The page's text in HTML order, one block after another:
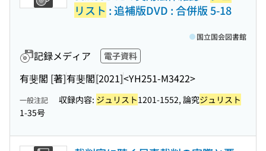
リスト : 追補版DVD : 合併版 5-18
記録メディア 電子資料
有斐閣 [著]有斐閣[2021]<YH251-M3422>
国立国会図書館
一般注記 収録内容: ジュリスト1201-1552, 論究ジュリスト
1-35号